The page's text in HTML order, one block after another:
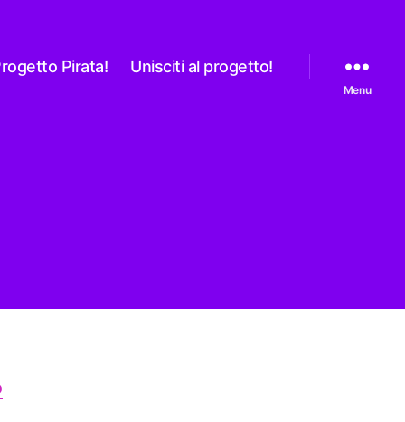
Pirata! Unisciti al progetto!
Menu